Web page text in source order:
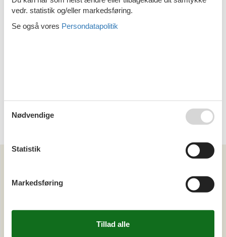
Sommerhus - 4 personer - 97250 -
Ylitornio
Emne nr.:319-FI1910.603.1
15 personer
Kan vi hjælpe?
Lør. 10.00-14.00
vedr. statistik og/eller markedsføring.
Se også vores Persondatapolitik
Nødvendige
Statistik
Markedsføring